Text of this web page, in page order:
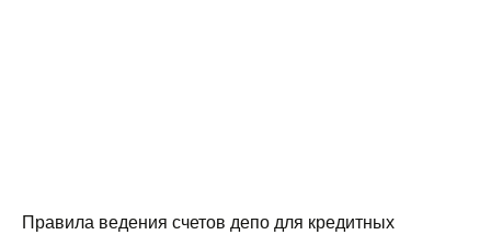
Правила ведения счетов депо для кредитных